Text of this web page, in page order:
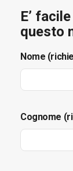
E’
questo
Nome
Cognome